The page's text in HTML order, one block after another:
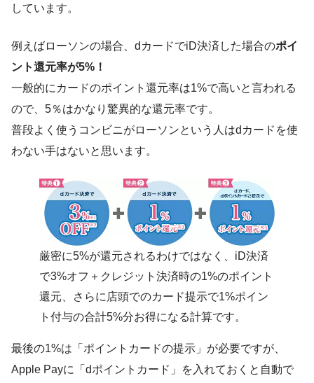
しています。
例えばローソンの場合、dカードでiD決済した場合のポイ
ント還元率が5%！
一般的にカードのポイント還元率は1%で高いと言われる
ので、5％はかなり驚異的な還元率です。
普段よく使うコンビニがローソンという人はdカードを使
わない手はないと思います。
厳密に5%が還元されるわけではなく、iD決済
で3%オフ＋クレジット決済時の1%のポイント
還元、さらに店頭でのカード提示で1%ポイン
ト付与の合計5%分お得になる計算です。
最後の1%は「ポイントカードの提示」が必要ですが、
Apple Payに「dポイントカード」を入れておくと自動で